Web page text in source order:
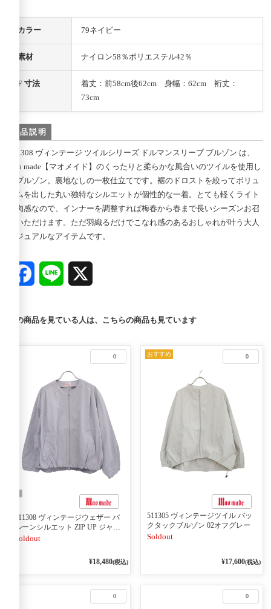
カラー 79ネイビー
素材 ナイロン58％ポリエステル42％
F 寸法
着丈：前58cm後62cm 身幅：62cm 裄丈：
73cm
商品説明
411308 ヴィンテージ ツイルシリーズ ドルマンスリーブ ブルゾン は、
mao made【マオメイド】のくったりと柔らかな風合いのツイルを使用し
たブルゾン。裏地なしの一枚仕立てです。裾のドロストを絞ってボリュ
ームを出した丸い独特なシルエットが個性的な一着。とても軽くライト
な肉感なので、インナーを調整すれば梅春から春まで長いシーズンお召
しいただけます。ただ羽織るだけでこなれ感のあるおしゃれが叶う大人
カジュアルなアイテムです。
FacebookLine
この商品を見ている人は、こちらの商品も見ています
0
611308 ヴィンテージウェザー バ
ルーンシルエット ZIP UP ジャケ
ット
Soldout
¥18,480(税込)
0
おすすめ
511305 ヴィンテージツイル バッ
クタックブルゾン 02オフグレー
Soldout
¥17,600(税込)
0 0